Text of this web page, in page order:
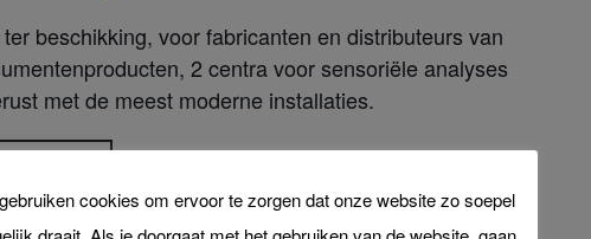
beschikking, voor fabricanten en distributeurs van
2 centra voor sensoriële analyses
met de meest moderne installaties.
cookies om ervoor te zorgen dat onze website zo soepel